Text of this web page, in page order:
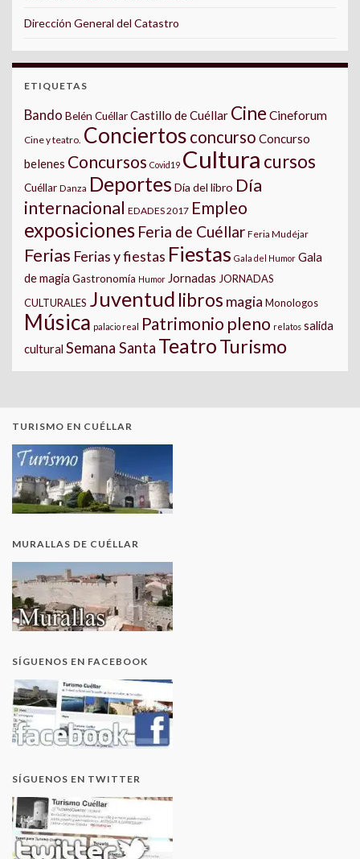
Dirección General del Catastro
ETIQUETAS
Bando Belén CuéllarCastillo de Cuéllar Cine Cineforum
Cine y teatro. Conciertos concurso Concurso
belenes Concursos Covid19 Cultura cursos
Cuéllar Danza Deportes Día del libro Día
internacional EDADES 2017 Empleo
exposiciones Feria de Cuéllar Feria Mudéjar
Ferias Ferias y fiestas Fiestas Gala del Humor Gala
de magia Gastronomía Humor Jornadas JORNADAS
CULTURALES Juventud libros magia Monologos
Música palacio real Patrimonio pleno relatos salida
cultural Semana Santa TeatroTurismo
TURISMO EN CUÉLLAR
MURALLAS DE CUÉLLAR
SÍGUENOS EN FACEBOOK
SÍGUENOS EN TWITTER